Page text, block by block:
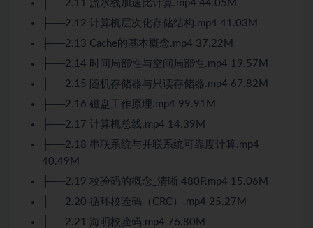
├──2.11 流水线加速比计算.mp4 44.05M
├──2.12 计算机层次化存储结构.mp4 41.03M
├──2.13 Cache的基本概念.mp4 37.22M
├──2.14 时间局部性与空间局部性.mp4 19.57M
├──2.15 随机存储器与只读存储器.mp4 67.82M
├──2.16 磁盘工作原理.mp4 99.91M
├──2.17 计算机总线.mp4 14.39M
├──2.18 串联系统与并联系统可靠度计算.mp4
40.49M
├──2.19 校验码的概念_清晰 480P.mp4 15.06M
├──2.20 循环校验码（CRC）.mp4 25.27M
├──2.21 海明校验码.mp4 76.80M